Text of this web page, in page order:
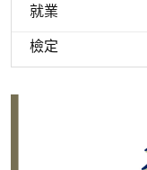
就業
檢定